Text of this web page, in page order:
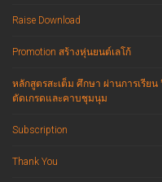
Raise Download
Promotion สร้างหุ่นยนต์เลโก้
หลักสูตรสะเต็ม ศึกษา ผ่านการเรีย
ตัดเกรดและคาบชุมนุม
Subscription
Thank You